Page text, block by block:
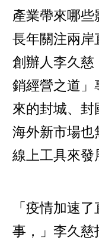
產業帶來哪
長年關注兩岸
創辦人李久慈
銷經營之道」
來的封城、封
海外新市場也
線上工具來發
「疫情加速
事，」李久慈